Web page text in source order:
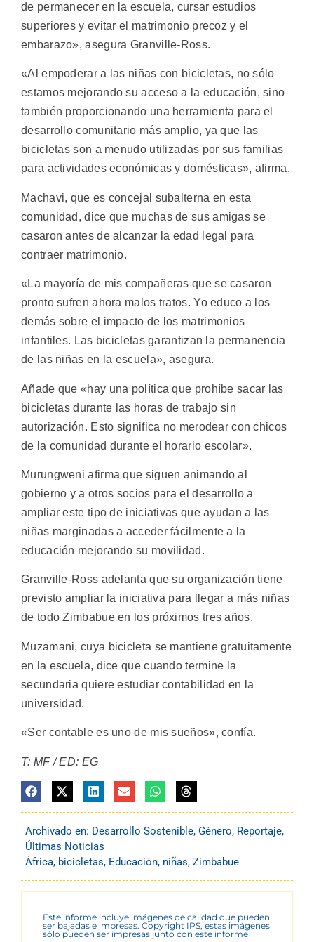
de permanecer en la escuela, cursar estudios
superiores y evitar el matrimonio precoz y el
embarazo», asegura Granville-Ross.
«Al empoderar a las niñas con bicicletas, no sólo
estamos mejorando su acceso a la educación, sino
también proporcionando una herramienta para el
desarrollo comunitario más amplio, ya que las
bicicletas son a menudo utilizadas por sus familias
para actividades económicas y domésticas», afirma.
Machavi, que es concejal subalterna en esta
comunidad, dice que muchas de sus amigas se
casaron antes de alcanzar la edad legal para
contraer matrimonio.
«La mayoría de mis compañeras que se casaron
pronto sufren ahora malos tratos. Yo educo a los
demás sobre el impacto de los matrimonios
infantiles. Las bicicletas garantizan la permanencia
de las niñas en la escuela», asegura.
Añade que «hay una política que prohíbe sacar las
bicicletas durante las horas de trabajo sin
autorización. Esto significa no merodear con chicos
de la comunidad durante el horario escolar».
Murungweni afirma que siguen animando al
gobierno y a otros socios para el desarrollo a
ampliar este tipo de iniciativas que ayudan a las
niñas marginadas a acceder fácilmente a la
educación mejorando su movilidad.
Granville-Ross adelanta que su organización tiene
previsto ampliar la iniciativa para llegar a más niñas
de todo Zimbabue en los próximos tres años.
Muzamani, cuya bicicleta se mantiene gratuitamente
en la escuela, dice que cuando termine la
secundaria quiere estudiar contabilidad en la
universidad.
«Ser contable es uno de mis sueños», confía.
T: MF / ED: EG
Archivado en: Desarrollo Sostenible, Género, Reportaje,
Últimas Noticias
África, bicicletas, Educación, niñas, Zimbabue
Este informe incluye imágenes de calidad que pueden
ser bajadas e impresas. Copyright IPS, estas imágenes
sólo pueden ser impresas junto con este informe